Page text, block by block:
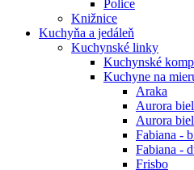
Police
Knižnice
Kuchyňa a jedáleň
Kuchynské linky
Kuchynské
Kuchyne na
Araka
Aurora
Aurora
Fabiana -
Fabiana -
Frisbo